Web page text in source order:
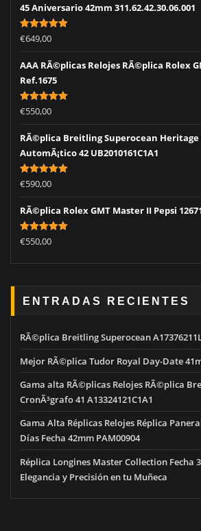
45 Aniversario 42mm 311.62.42.30.06.001
Rated5.00
out of 5
€649,00
AAA RÃ©plicas Relojes RÃ©plica Rolex
Ref.1675
Rated5.00
out of 5
€550,00
RÃ©plica Breitling Superocean Heritage
AutomÃ¡tico 42 UB2010161C1A1
Rated5.00
out of 5
€590,00
RÃ©plica Rolex GMT Master II Pepsi
Rated5.00
out of 5
€550,00
ENTRADAS RECIENTES
RÃ©plica Breitling Superocean
Mejor RÃ©plica Tudor Royal Day-Date
Gama alta RÃ©plicas Relojes RÃ©plica
CronÃ³grafo 41 A13324121C1A1
Gama Alta Réplicas Relojes Réplica
Días Fecha 42mm PAM00904
Réplica Longines Master Collection Fecha
Elegancia y Precisión en tu Muñeca